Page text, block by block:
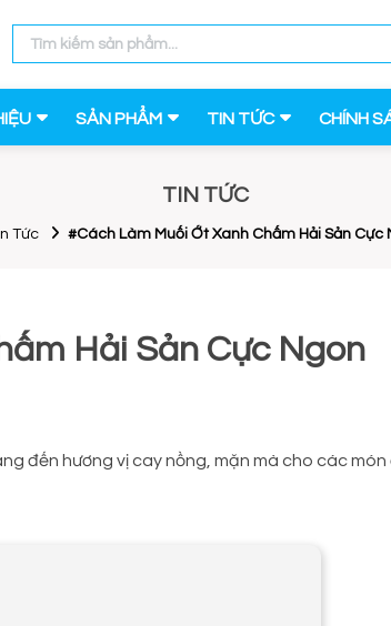
SẢN PHẨM TIN TỨC CHÍNH
TIN TỨC
Tức #Cách Làm Muối Ớt Xanh Chấm Hải Sản Cực
Hải Sản Cực Ngon
đến hương vị cay nồng, mặn mà cho các món